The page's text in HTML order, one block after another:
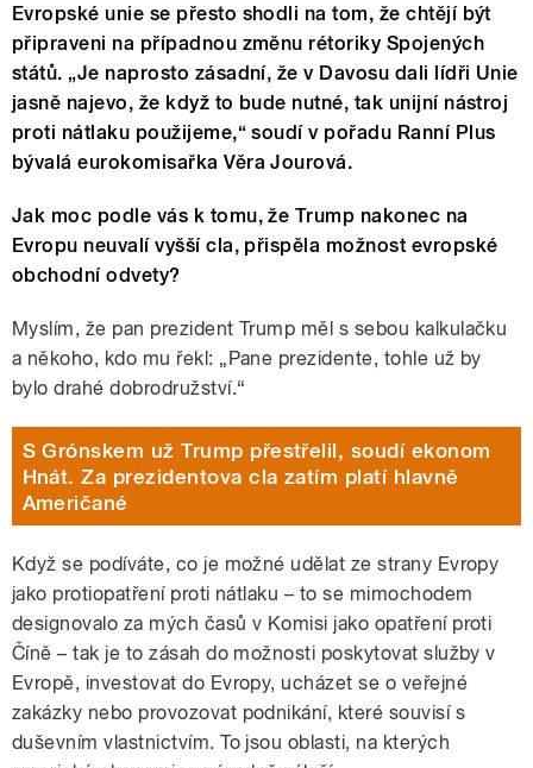
Evropské unie se přesto shodli na tom, že chtějí být
připraveni na případnou změnu rétoriky Spojených
států. „Je naprosto zásadní, že v Davosu dali lídři Unie
jasně najevo, že když to bude nutné, tak unijní nástroj
proti nátlaku použijeme,“ soudí v pořadu Ranní Plus
bývalá eurokomisařka Věra Jourová.
Jak moc podle vás k tomu, že Trump nakonec na
Evropu neuvalí vyšší cla, přispěla možnost evropské
obchodní odvety?
Myslím, že pan prezident Trump měl s sebou kalkulačku
a někoho, kdo mu řekl: „Pane prezidente, tohle už by
bylo drahé dobrodružství.“
S Grónskem už Trump přestřelil, soudí ekonom
Hnát. Za prezidentova cla zatím platí hlavně
Američané
Když se podíváte, co je možné udělat ze strany Evropy
jako protiopatření proti nátlaku – to se mimochodem
designovalo za mých časů v Komisi jako opatření proti
Číně – tak je to zásah do možnosti poskytovat služby v
Evropě, investovat do Evropy, ucházet se o veřejné
zakázky nebo provozovat podnikání, které souvisí s
duševním vlastnictvím. To jsou oblasti, na kterých